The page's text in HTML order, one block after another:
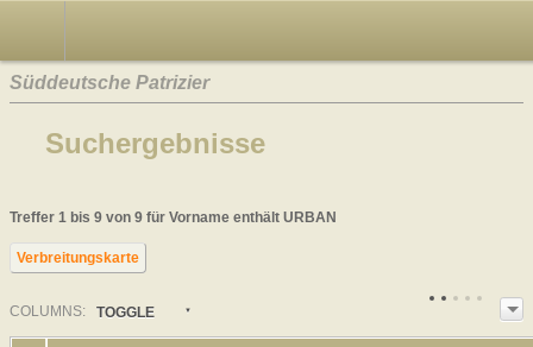
Süddeutsche Patrizier
Suchergebnisse
Treffer 1 bis 9 von 9 für Vorname enthält URBAN
Verbreitungskarte
COLUMN S: TOGGLE